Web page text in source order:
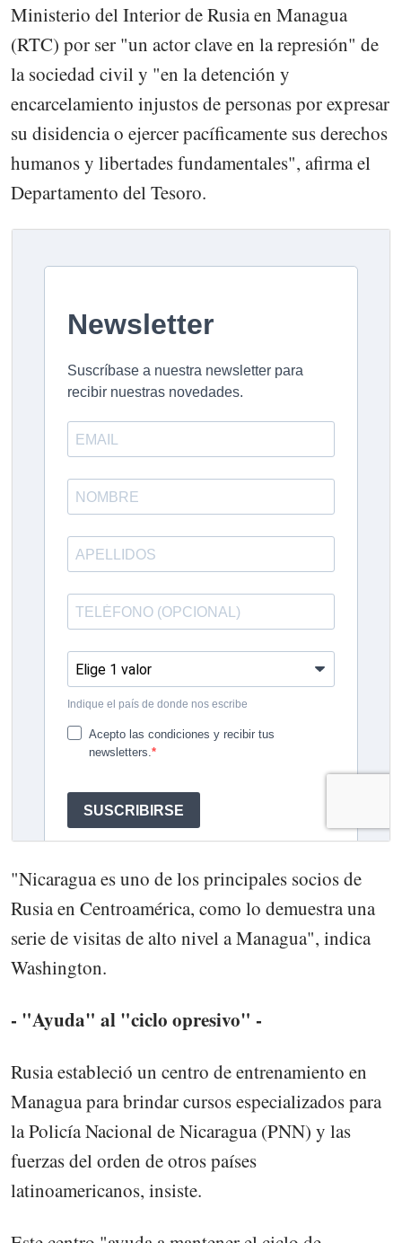
Ministerio del Interior de Rusia en Managua
(RTC) por ser "un actor clave en la represión" de
la sociedad civil y "en la detención y
encarcelamiento injustos de personas por expresar
su disidencia o ejercer pacíficamente sus derechos
humanos y libertades fundamentales", afirma el
Departamento del Tesoro.
"Nicaragua es uno de los principales socios de
Rusia en Centroamérica, como lo demuestra una
serie de visitas de alto nivel a Managua", indica
Washington.
- "Ayuda" al "ciclo opresivo" -
Rusia estableció un centro de entrenamiento en
Managua para brindar cursos especializados para
la Policía Nacional de Nicaragua (PNN) y las
fuerzas del orden de otros países
latinoamericanos, insiste.